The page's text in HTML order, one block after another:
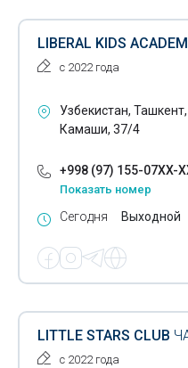
LIBERAL KIDS
с 2022 года
Узбекистан,
Камаши, 37/4
+998 (97) 155-07XX-
Показать номер
Сегодня Выходной
LITTLE STARS CLUB
с 2022 года